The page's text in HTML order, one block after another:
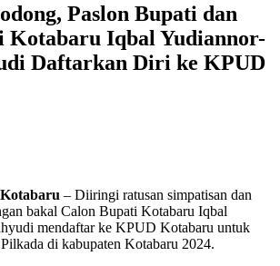
Paslon Bupati dan
Kotabaru Iqbal Yudiannor-
Daftarkan Diri ke KPUD
– Diiringi ratusan simpatisan dan
bakal Calon Bupati Kotabaru Iqbal
mendaftar ke KPUD Kotabaru untuk
di kabupaten Kotabaru 2024.